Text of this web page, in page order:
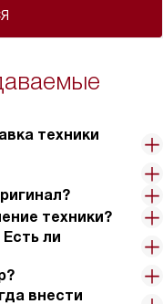
техники
техники?
ли
внести